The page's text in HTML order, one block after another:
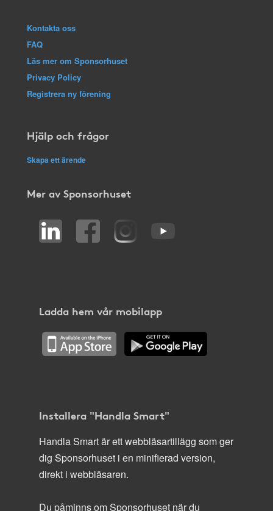
Kontakta oss
FAQ
Läs mer om Sponsorhuset
Privacy Policy
Registrera ny förening
Hjälp och frågor
Skapa ett ärende
Mer av Sponsorhuset
Ladda hem vår mobilapp
Installera "Handla Smart"
Handla Smart är ett webbläsartillägg som ger
dig Sponsorhuset i en minifierad version,
direkt i webbläsaren.
Du påminns om Sponsorhuset när du